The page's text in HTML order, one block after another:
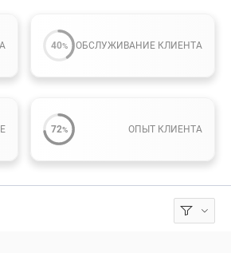
40% ОБСЛУЖИВАНИЕ КЛИЕНТА
72% ОПЫТ КЛИЕНТА